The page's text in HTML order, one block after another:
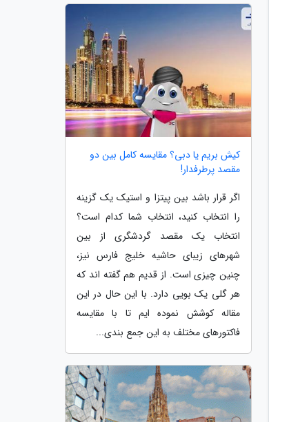
کیش بریم یا دبی؟ مقایسه کامل بین دو
مقصد پرطرفدار!
اگر قرار باشد بین پیتزا و استیک یک گزینه
را انتخاب کنید، انتخاب شما کدام است؟
انتخاب یک مقصد گردشگری از بین
شهرهای زیبای حاشیه خلیج فارس نیز،
چنین چیزی است. از قدیم هم گفته اند که
هر گلی یک بویی دارد. با این حال در این
مقاله کوشش نموده ایم تا با مقایسه
فاکتورهای مختلف به این جمع بندی...